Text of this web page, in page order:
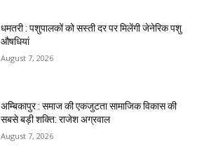
धमतरी : पशुपालकों को सस्ती दर पर मिलेंगी जेनेरिक पशु
औषधियां
August 7, 2026
अम्बिकापुर : समाज की एकजुटता सामाजिक विकास की
सबसे बड़ी शक्ति: राजेश अग्रवाल
August 7, 2026